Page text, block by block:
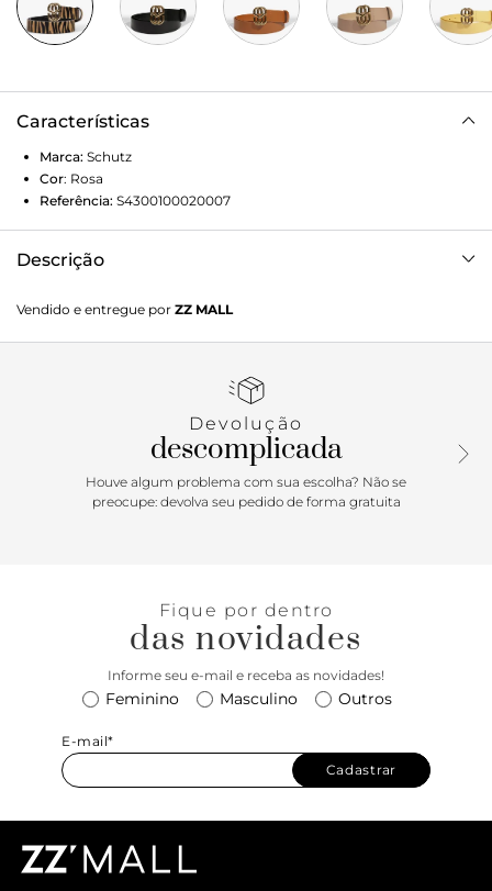
Características
Marca: Schutz
Cor: Rosa
Referência: S4300100020007
Descrição
passo, esse cinto de couro vermelho vai ser aquele item-
chave para produções fashionistas e sofisticadas! Além de
de luxo irresistível ao visual - pense na combinação casual
vestidos amplos, arrematando calças cropped de
alfaiataria… vai arrasar! LARGURA: 3,5CM - P: 70CM | M:
75CM | G: 80CM
Vendido e entregue por ZZ MALL
Devolução
descomplicada
Houve algum problema com sua escolha? Não se
preocupe: devolva seu pedido de forma gratuita
Fique por dentro
das novidades
Informe seu e-mail e receba as novidades!
Feminino Masculino Outros
E-mail*
Cadastrar